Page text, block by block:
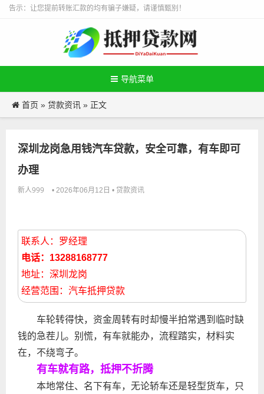
告示：让您提前转账汇款的均有骗子嫌疑，请谨慎甄别！
导航菜单
首页 » 贷款资讯 » 正文
深圳龙岗急用钱汽车贷款，安全可靠，有车即可
办理
新人999 • 2026年06月12日 • 贷款资讯
联系人：罗经理
电话：13288168777
地址：深圳龙岗
经营范围：汽车抵押贷款
车轮转得快，资金周转有时却慢半拍常遇到临时缺
钱的急茬儿。别慌，有车就能办，流程踏实，材料实
在，不绕弯子。
有车就有路，抵押不折腾
本地常住、名下有车，无论轿车还是轻型货车，只